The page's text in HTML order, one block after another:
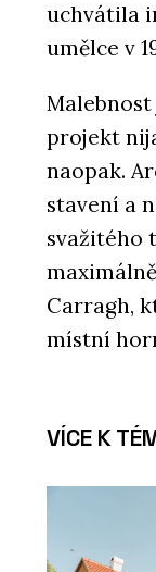
uchvátila
umělce v
projekt
naopak.
stavení a
svažitého
Carragh,
místní
VÍCE K